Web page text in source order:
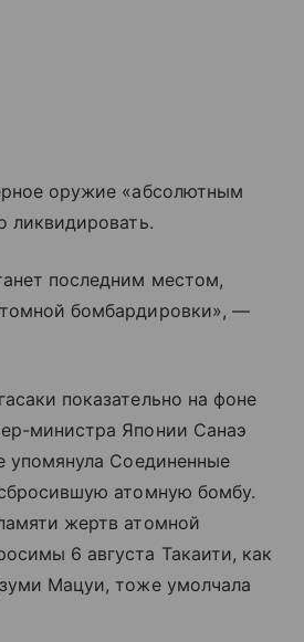
оружие «абсолютным
ликвидировать.
последним местом,
бомбардировки», —
показательно на фоне
министра Японии Санаэ
упомянула Соединенные
атомную бомбу.
жертв атомной
6 августа Такаити, как
Мацуи, тоже умолчала